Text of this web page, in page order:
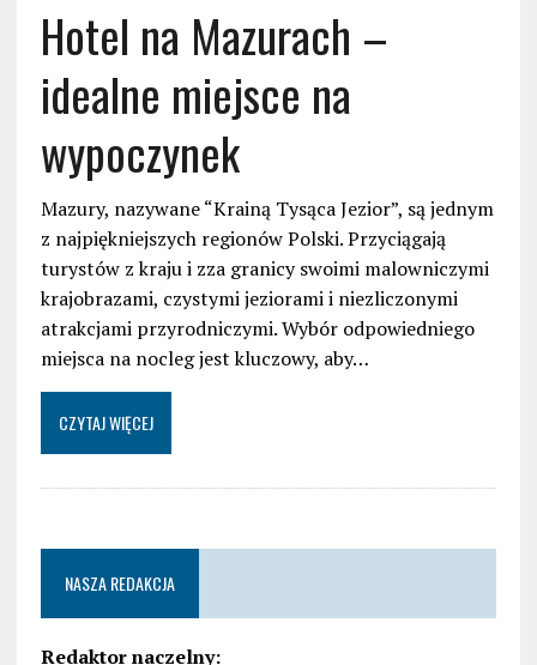
Hotel na Mazurach –
idealne miejsce na
wypoczynek
Mazury, nazywane “Krainą Tysąca Jezior”, są jednym
z najpiękniejszych regionów Polski. Przyciągają
turystów z kraju i zza granicy swoimi malowniczymi
krajobrazami, czystymi jeziorami i niezliczonymi
atrakcjami przyrodniczymi. Wybór odpowiedniego
miejsca na nocleg jest kluczowy, aby…
CZYTAJ WIĘCEJ
NASZA REDAKCJA
Redaktor naczelny: